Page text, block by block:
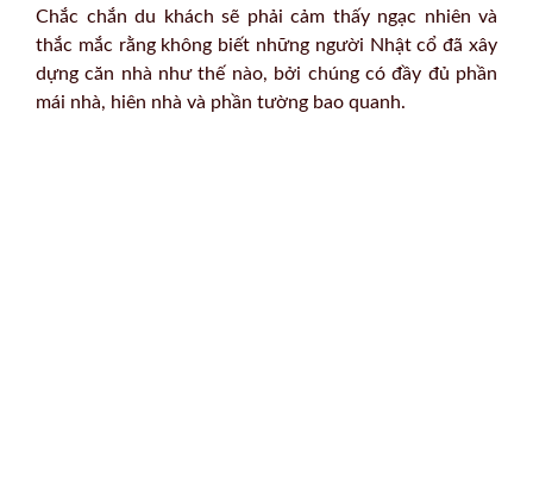
Chắc chắn du khách sẽ phải cảm thấy ngạc nhiên và
thắc mắc rằng không biết những người Nhật cổ đã xây
dựng căn nhà như thế nào, bởi chúng có đầy đủ phần
mái nhà, hiên nhà và phần tường bao quanh.